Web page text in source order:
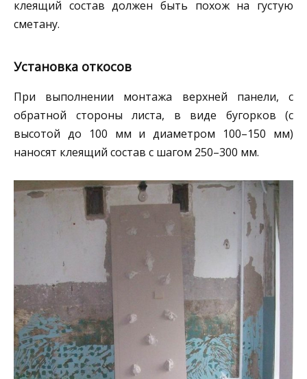
клеящий состав должен быть похож на густую
сметану.
Установка откосов
При выполнении монтажа верхней панели, с
обратной стороны листа, в виде бугорков (с
высотой до 100 мм и диаметром 100–150 мм)
наносят клеящий состав с шагом 250–300 мм.